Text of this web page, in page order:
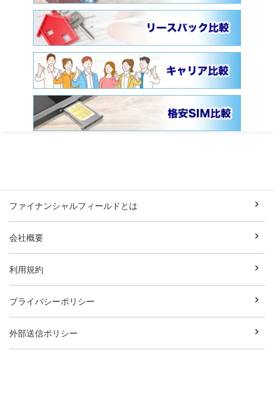
ファイナンシャルフィールドとは
会社概要
利用規約
プライバシーポリシー
外部送信ポリシー